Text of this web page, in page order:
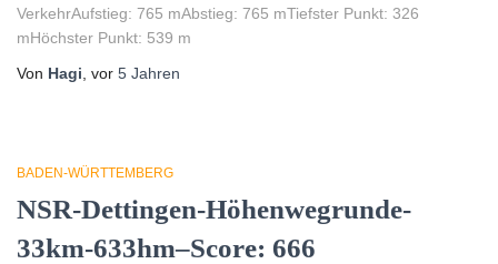
VerkehrAufstieg: 765 mAbstieg: 765 mTiefster Punkt: 326
mHöchster Punkt: 539 m
Von Hagi , vor 5 Jahren
BADEN-WÜRTTEMBERG
NSR-Dettingen-Höhenwegrunde-
33km-633hm–Score: 666